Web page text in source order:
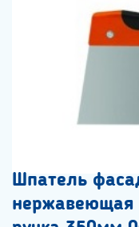
Шпатель
нержавеющая